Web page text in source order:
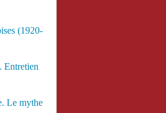
(1920-
Entretien
Le mythe